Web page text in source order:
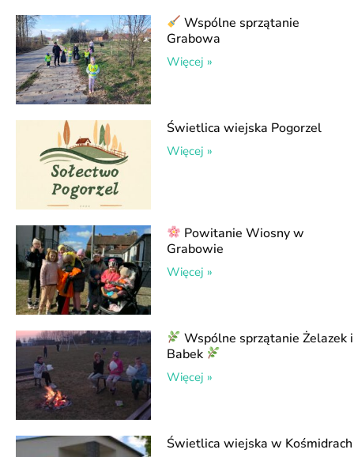
Wspólne sprzątanie
Grabowa
Więcej »
Świetlica wiejska Pogorzel
Więcej »
Powitanie Wiosny w
Grabowie
Więcej »
Wspólne sprzątanie Żelazek i
Babek
Więcej »
Świetlica wiejska w Kośmidrach